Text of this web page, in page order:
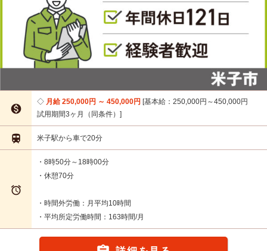

月給 250,000円 ～ 450,000円 基本給：250,000円～450,000円
試用期間3ヶ月（同条件）
 米子駅から車で20分

・8時50分～18時00分
・休憩70分
・時間外労働：月平均10時間
・平均所定労働時間：163時間/月